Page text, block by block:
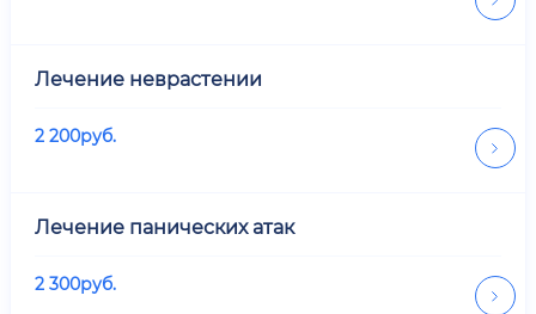
Лечение неврастении
2 200руб.
Лечение панических атак
2 300руб.